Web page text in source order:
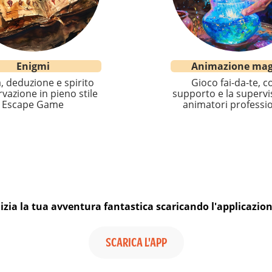
Enigmi
deduzione e spirito
in pieno stile
Escape Game
Animazione
Gioco fai-da-te,
supporto e la
animatori
la tua avventura fantastica scaricando
SCARICA L'APP